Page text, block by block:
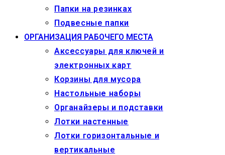
Папки на резинках
Подвесные папки
ОРГАНИЗАЦИЯ РАБОЧЕГО МЕСТА
Аксессуары для ключей и
электронных карт
Корзины для мусора
Настольные наборы
Органайзеры и подставки
Лотки настенные
Лотки горизонтальные и
вертикальные